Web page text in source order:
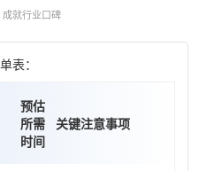
成就行业口碑
表：
预估
所需
时间
关键注意事项